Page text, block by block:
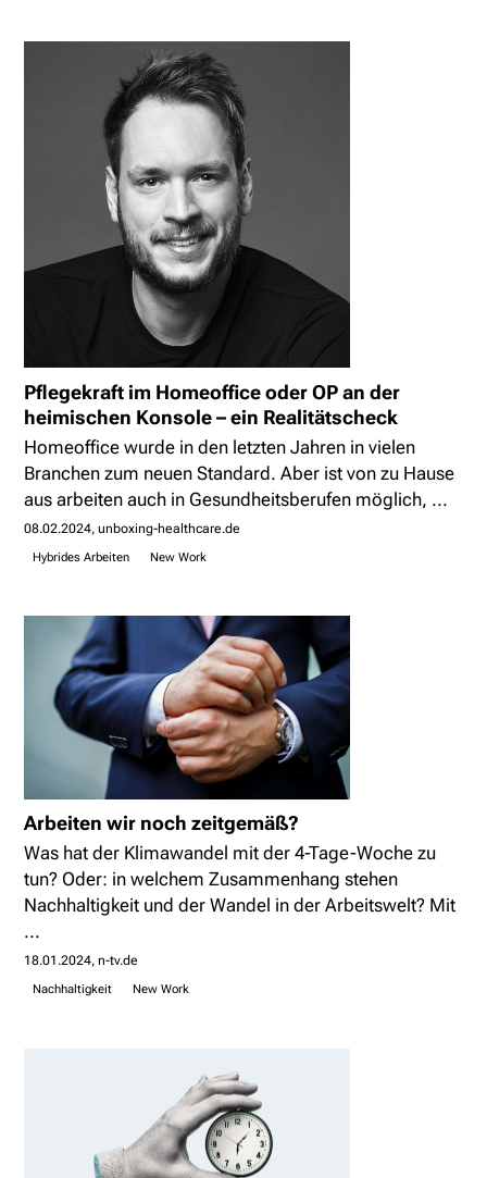
Pflegekraft im Homeoffice oder OP an der
heimischen Konsole – ein Realitätscheck
Homeoffice wurde in den letzten Jahren in vielen
Branchen zum neuen Standard. Aber ist von zu Hause
aus arbeiten auch in Gesundheitsberufen möglich, ...
08.02.2024 unboxing-healthcare.de
Hybrides Arbeiten New Work
Arbeiten wir noch zeitgemäß?
Was hat der Klimawandel mit der 4-Tage-Woche zu
tun? Oder: in welchem Zusammenhang stehen
Nachhaltigkeit und der Wandel in der Arbeitswelt? Mit
...
18.01.2024 n-tv.de
Nachhaltigkeit New Work